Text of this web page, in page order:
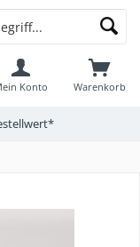
Warenkorb
Konto